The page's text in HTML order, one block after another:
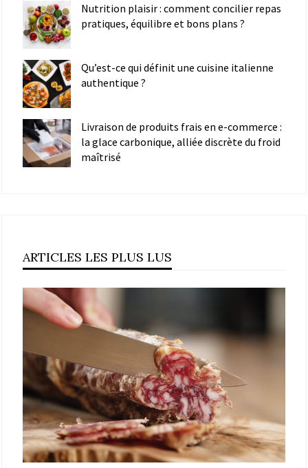
Nutrition plaisir : comment concilier repas
pratiques, équilibre et bons plans ?
Qu’est-ce qui définit une cuisine italienne
authentique ?
Livraison de produits frais en e-commerce :
la glace carbonique, alliée discrète du froid
maîtrisé
ARTICLES LES PLUS LUS